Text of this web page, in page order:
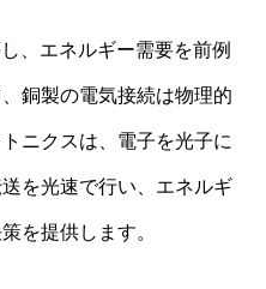
、エネルギー需要を前例
銅製の電気接続は物理的
ニクスは、電子を光子に
を光速で行い、エネルギ
を提供します。